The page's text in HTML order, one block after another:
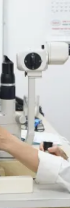
trị các bệnh lý về
da liễu thẩm mỹ.